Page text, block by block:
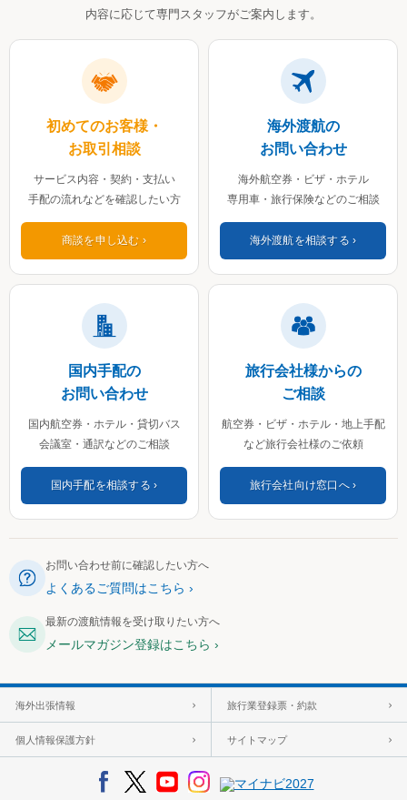
内容に応じて専門スタッフがご案内します。
初めてのお客様・
お取引相談
サービス内容・契約・支払い
手配の流れなどを確認したい方
商談を申し込む
海外渡航の
お問い合わせ
海外航空券・ビザ・ホテル
専用車・旅行保険などのご相談
海外渡航を相談する
国内手配の
お問い合わせ
国内航空券・ホテル・貸切バス
会議室・通訳などのご相談
国内手配を相談する
旅行会社様からの
ご相談
航空券・ビザ・ホテル・地上手配
など旅行会社様のご依頼
旅行会社向け窓口へ
お問い合わせ前に確認したい方へ
よくあるご質問はこちら
最新の渡航情報を受け取りたい方へ
メールマガジン登録はこちら
海外出張情報 旅行業登録票・約款
個人情報保護方針 サイトマップ